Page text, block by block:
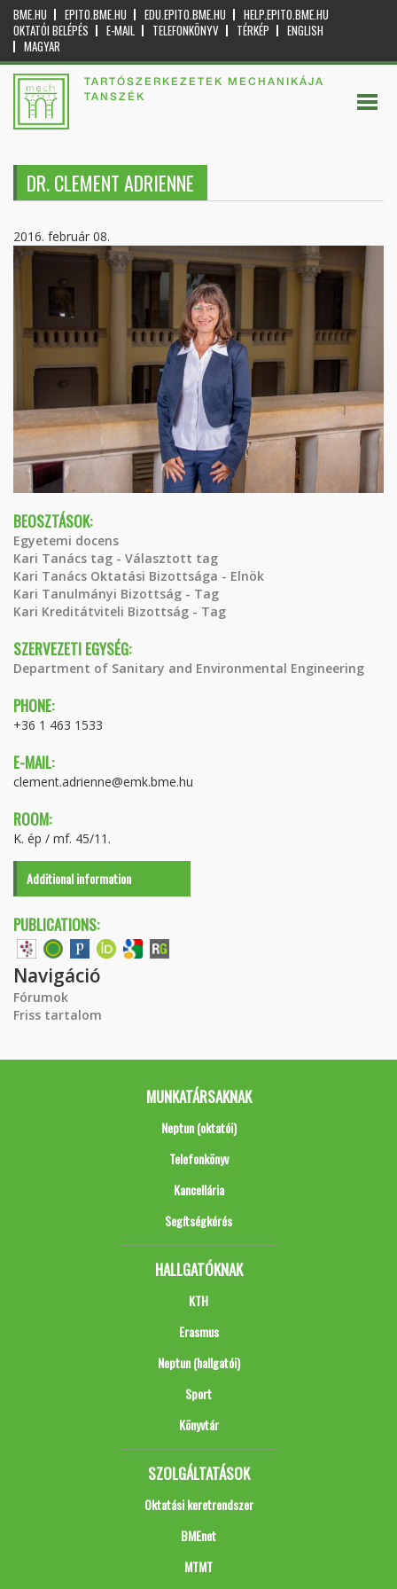
BME.HU EPITO.BME.HU EDU.EPITO.BME.HU
HELP.EPITO.BME.HU
OKTATÓI BELÉPÉS
E-MAIL TELEFONKÖNYV TÉRKÉP
ENGLISH
MAGYAR
TARTÓSZERKEZETEK MECHANIKÁJA
TANSZÉK
DR. CLEMENT ADRIENNE
2016. február 08.
BEOSZTÁSOK:
Egyetemi docens
Kari Tanács tag - Választott tag
Kari Tanács Oktatási Bizottsága - Elnök
Kari Tanulmányi Bizottság - Tag
Kari Kreditátviteli Bizottság - Tag
SZERVEZETI EGYSÉG:
Department of Sanitary and Environmental Engineering
PHONE:
+36 1 463 1533
E-MAIL:
clement.adrienne@emk.bme.hu
ROOM:
K. ép / mf. 45/11.
Additional information
PUBLICATIONS:
Navigáció
Fórumok
Friss tartalom
MUNKATÁRSAKNAK
Neptun (oktatói)
Telefonkönyv
Kancellária
Segítségkérés
HALLGATÓKNAK
KTH
Erasmus
Neptun (hallgatói)
Sport
Könyvtár
SZOLGÁLTATÁSOK
Oktatási keretrendszer
BMEnet
MTMT